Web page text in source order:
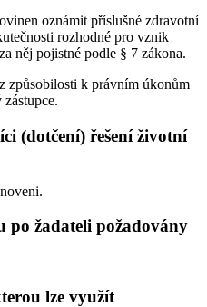
oznámit příslušné zdravotní
rozhodné pro vznik
něj pojistné podle § 7 zákona.
způsobilosti k právním úkonům
(dotčení) řešení životní
po žadateli požadovány
lze využít